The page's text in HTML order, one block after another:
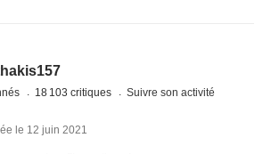
18 103 critiques Suivre son activité
le 12 juin 2021